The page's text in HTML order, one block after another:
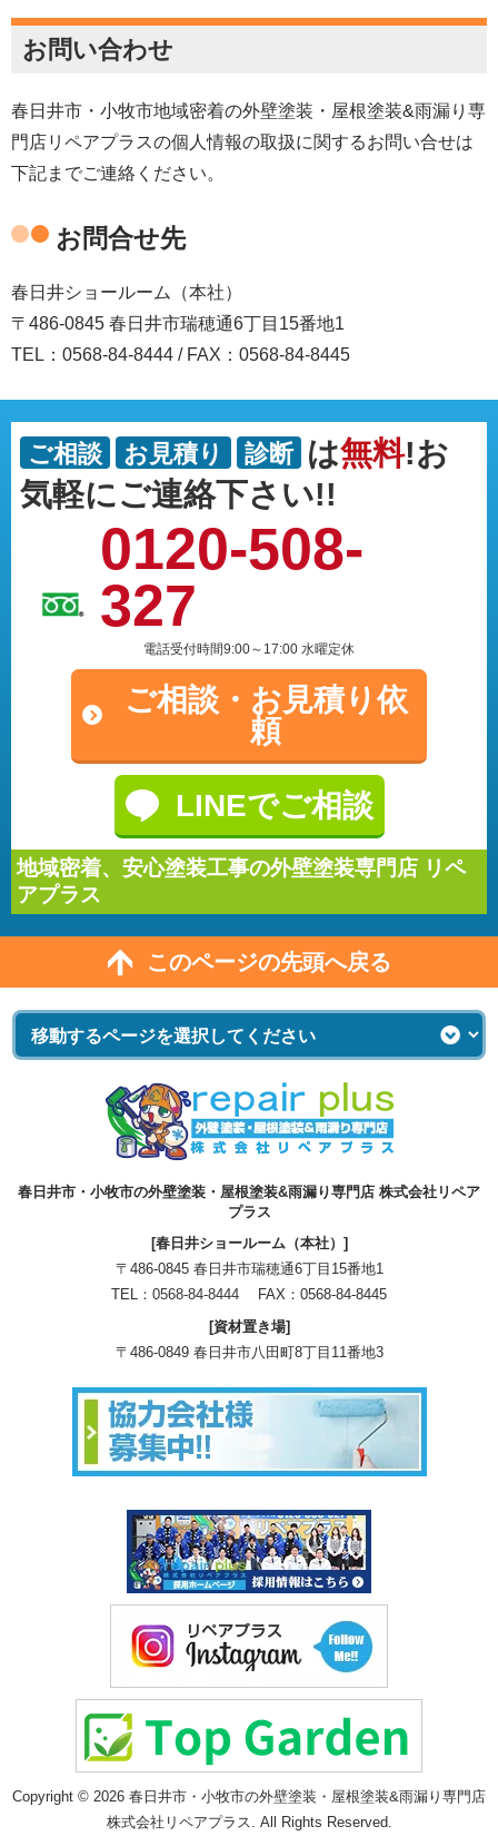
お問い合わせ
春日井市・小牧市地域密着の外壁塗装・屋根塗装&雨漏り専
門店リペアプラスの個人情報の取扱に関するお問い合せは
下記までご連絡ください。
お問合せ先
春日井ショールーム（本社）
〒486-0845 春日井市瑞穂通6丁目15番地1
TEL：0568-84-8444 / FAX：0568-84-8445
ご相談 お見積り 診断 は無料!お
気軽にご連絡下さい!!
0120-508-
327
電話受付時間9:00～17:00 水曜定休
ご相談・ お見積り依
頼
LINEでご相談
地域密着、安心塗装工事の外壁塗装専門店 リペ
アプラス
このページの先頭へ戻る
春日井市・小牧市の外壁塗装・屋根塗装&雨漏り専門店 株式会社リペア
プラス
[春日井ショールーム（本社）]
〒486-0845 春日井市瑞穂通6丁目15番地1
TEL： 0568-84-8444 FAX：0568-84-8445
[資材置き場]
〒486-0849 春日井市八田町8丁目11番地3
Copyright © 2026 春日井市・小牧市の外壁塗装・屋根塗装&雨漏り専門店
株式会社リペアプラス. All Rights Reserved.